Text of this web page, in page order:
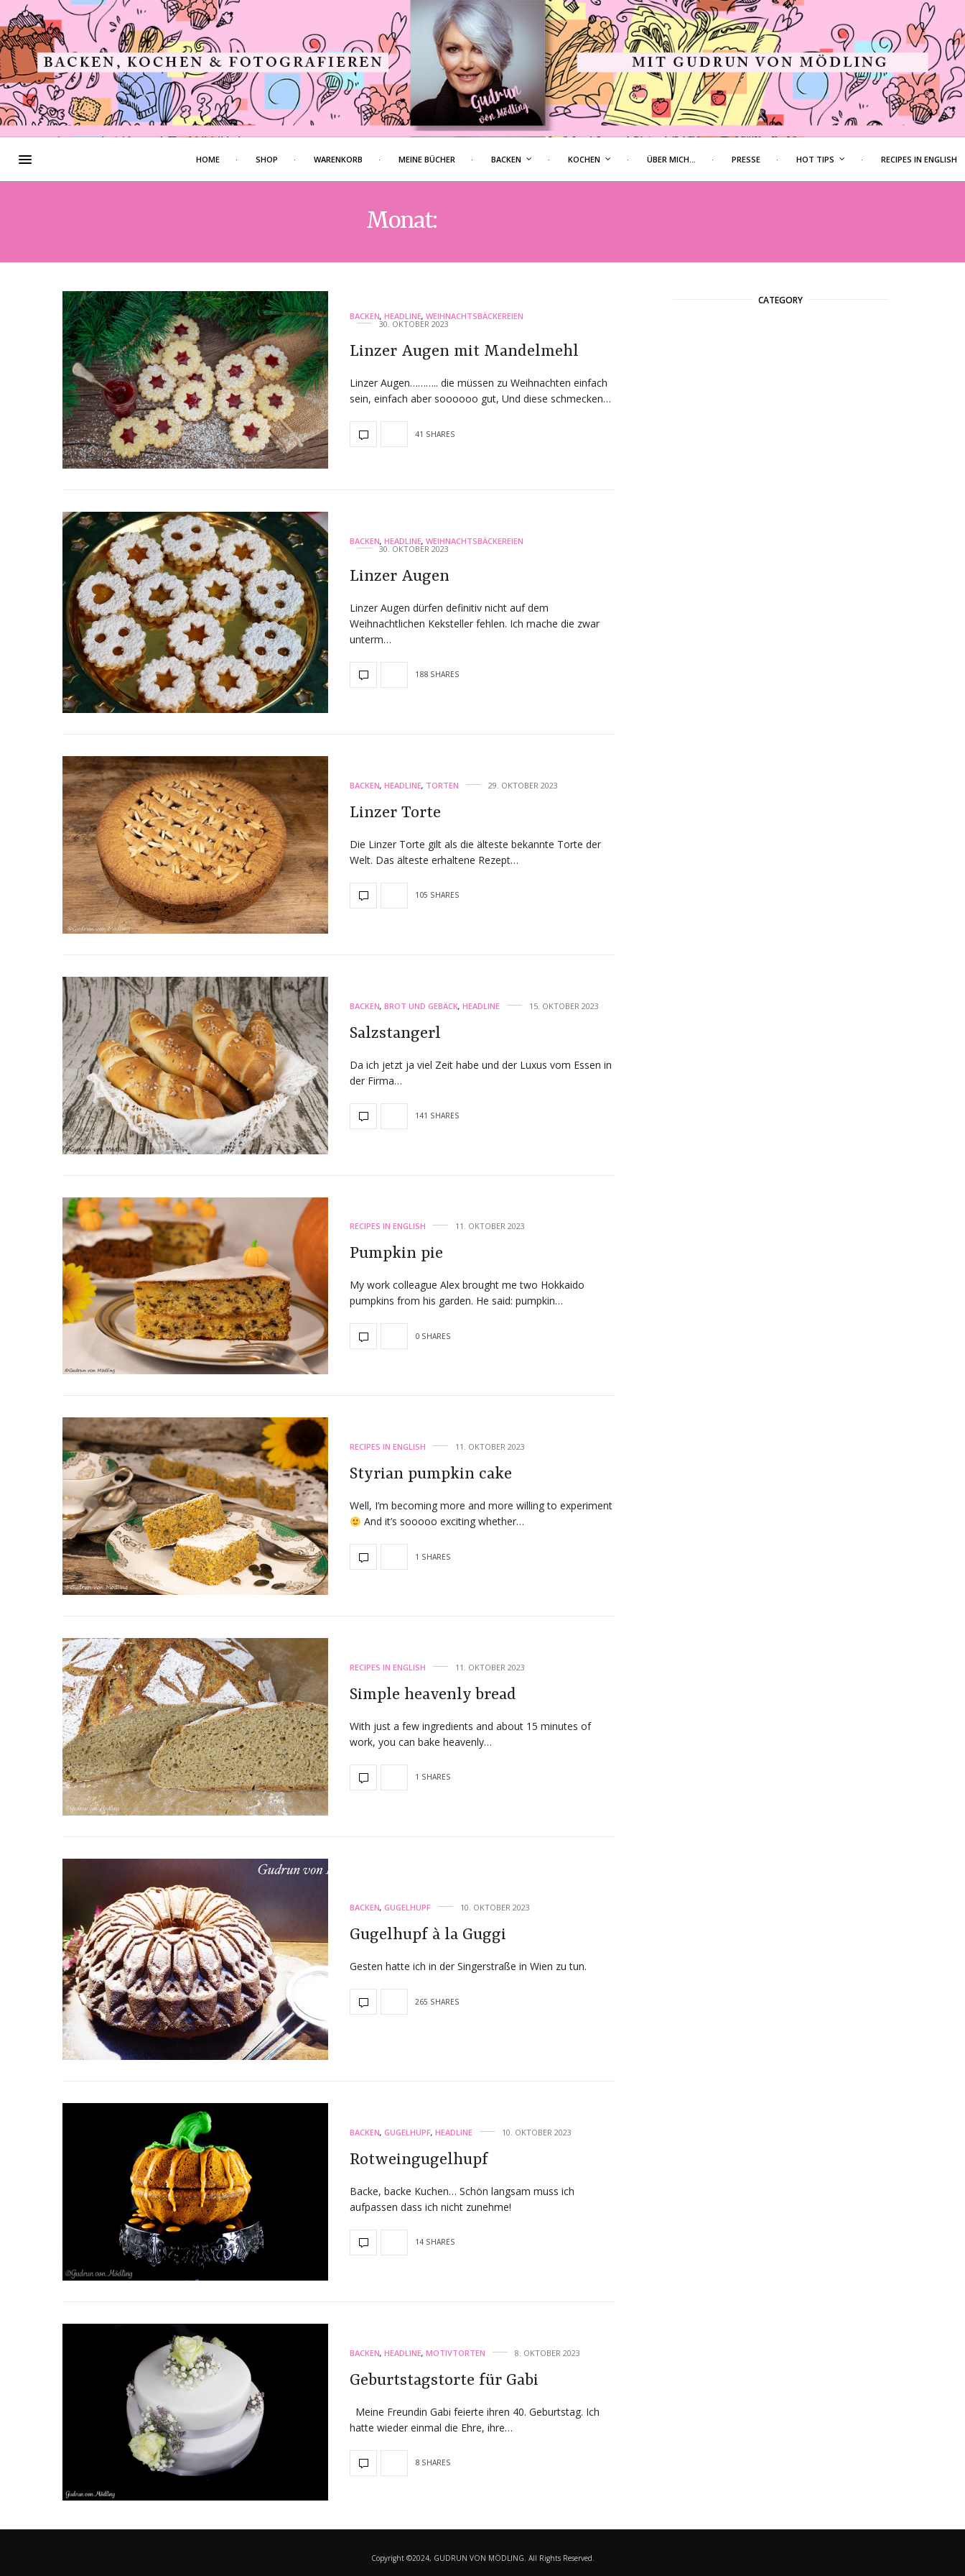
HOME SHOP WARENKORB MEINE BÜCHER BACKEN KOCHEN ÜBER MICH… PRESSE HOT TIPS RECIPES IN ENGLISH
Monat:
BACKEN, HEADLINE, WEIHNACHTSBÄCKEREIEN
30. OKTOBER 2023
Linzer Augen mit Mandelmehl
Linzer Augen……….. die müssen zu Weihnachten einfach
sein, einfach aber soooooo gut, Und diese schmecken…
41 SHARES
BACKEN, HEADLINE, WEIHNACHTSBÄCKEREIEN
30. OKTOBER 2023
Linzer Augen
Linzer Augen dürfen definitiv nicht auf dem
Weihnachtlichen Keksteller fehlen. Ich mache die zwar
unterm…
188 SHARES
BACKEN, HEADLINE, TORTEN 29. OKTOBER 2023
Linzer Torte
Die Linzer Torte gilt als die älteste bekannte Torte der
Welt. Das älteste erhaltene Rezept…
105 SHARES
BACKEN, BROT UND GEBÄCK, HEADLINE 15. OKTOBER 2023
Salzstangerl
Da ich jetzt ja viel Zeit habe und der Luxus vom Essen in
der Firma…
141 SHARES
RECIPES IN ENGLISH 11. OKTOBER 2023
Pumpkin pie
My work colleague Alex brought me two Hokkaido
pumpkins from his garden. He said: pumpkin…
0 SHARES
RECIPES IN ENGLISH 11. OKTOBER 2023
Styrian pumpkin cake
Well, I’m becoming more and more willing to experiment
And it’s sooooo exciting whether…
1 SHARES
RECIPES IN ENGLISH 11. OKTOBER 2023
Simple heavenly bread
With just a few ingredients and about 15 minutes of
work, you can bake heavenly…
1 SHARES
BACKEN, GUGELHUPF 10. OKTOBER 2023
Gugelhupf à la Guggi
Gesten hatte ich in der Singerstraße in Wien zu tun.
265 SHARES
BACKEN, GUGELHUPF, HEADLINE 10. OKTOBER 2023
Rotweingugelhupf
Backe, backe Kuchen… Schön langsam muss ich
aufpassen dass ich nicht zunehme!
14 SHARES
BACKEN, HEADLINE, MOTIVTORTEN 8. OKTOBER 2023
Geburtstagstorte für Gabi
Meine Freundin Gabi feierte ihren 40. Geburtstag. Ich
hatte wieder einmal die Ehre, ihre…
8 SHARES
CATEGORY
Copyright ©2024, GUDRUN VON MÖDLING. All Rights Reserved.